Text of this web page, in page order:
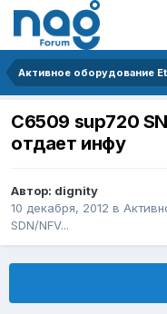
C6509 sup720
отдает инфу
Автор: dignity
10 декабря, 2012 в
SDN/NFV...